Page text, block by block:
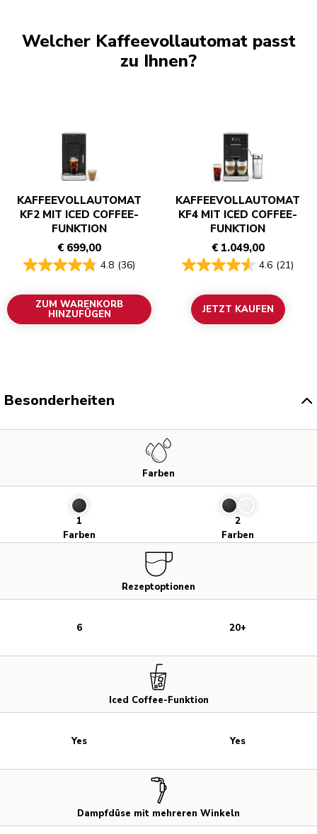
Welcher Kaffeevollautomat passt
zu Ihnen?
KAFFEEVOLLAUTOMAT
KF2 MIT ICED COFFEE-
FUNKTION
€ 699,00
4.8 (36)
ZUM WARENKORB
HINZUFÜGEN
KAFFEEVOLLAUTOMAT
KF4 MIT ICED COFFEE-
FUNKTION
€ 1.049,00
4.6 (21)
JETZT KAUFEN
Besonderheiten
Farben
Rezeptoptionen
Iced Coffee-Funktion
Dampfdüse mit mehreren Winkeln
1
Farben
6
Yes
2
Farben
20+
Yes